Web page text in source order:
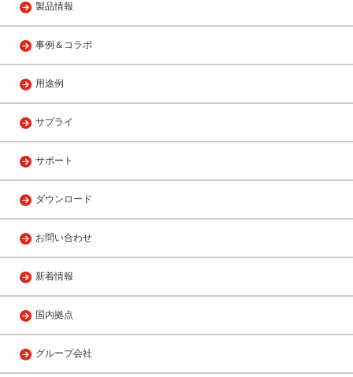
製品情報
事例＆コラボ
用途例
サプライ
サポート
ダウンロード
お問い合わせ
新着情報
国内拠点
グループ会社